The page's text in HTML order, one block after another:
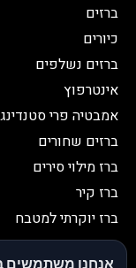
ברזים
כיורים
ברזים נשלפים
אינטרפוץ
אמבטיה פרי סטנדינג
ברזים שחורים
ברז מילוי סירים
ברז קיר
ברז יוקרתי למטבח
יצירת קשר
אנחנו משתמשים